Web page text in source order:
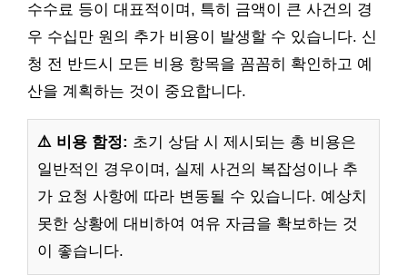
수수료 등이 대표적이며, 특히 금액이 큰 사건의 경
우 수십만 원의 추가 비용이 발생할 수 있습니다. 신
청 전 반드시 모든 비용 항목을 꼼꼼히 확인하고 예
산을 계획하는 것이 중요합니다.
⚠️ 비용 함정: 초기 상담 시 제시되는 총 비용은
일반적인 경우이며, 실제 사건의 복잡성이나 추
가 요청 사항에 따라 변동될 수 있습니다. 예상치
못한 상황에 대비하여 여유 자금을 확보하는 것
이 좋습니다.